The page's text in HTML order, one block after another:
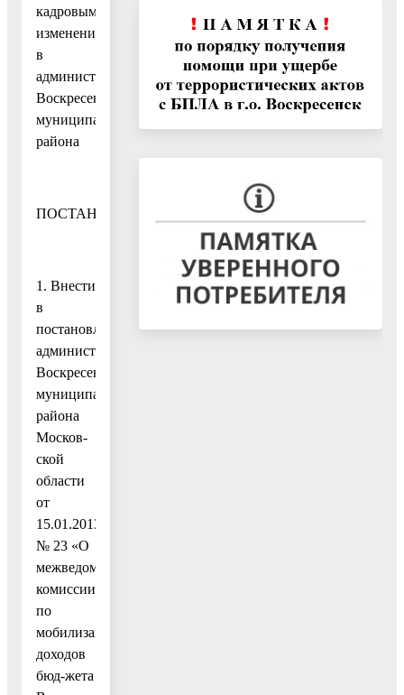
кадровыми
изменениями
в
администрации
Воскресенского
муниципального
района
ПОСТАНОВЛЯЮ:
1. Внести
в
постановление
администрации
Воскресенского
муниципального
района
Москов-
ской
области
от
15.01.2013
№ 23 «О
межведомственной
комиссии
по
мобилизации
доходов
бюд-жета